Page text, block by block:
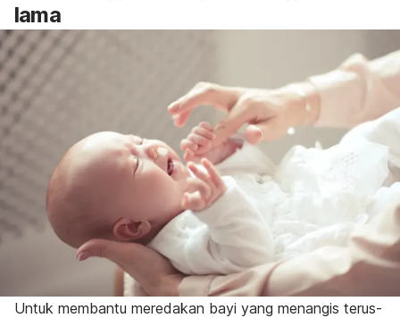
lama
Untuk membantu meredakan bayi yang menangis terus-